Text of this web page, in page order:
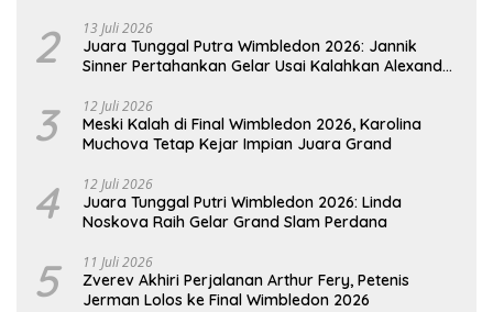
2 13 Juli 2026
Juara Tunggal Putra Wimbledon 2026: Jannik
Sinner Pertahankan Gelar Usai Kalahkan Alexander
3 12 Juli 2026
Meski Kalah di Final Wimbledon 2026, Karolina
Muchova Tetap Kejar Impian Juara Grand
4 12 Juli 2026
Juara Tunggal Putri Wimbledon 2026: Linda
Noskova Raih Gelar Grand Slam Perdana
5 11 Juli 2026
Zverev Akhiri Perjalanan Arthur Fery, Petenis
Jerman Lolos ke Final Wimbledon 2026